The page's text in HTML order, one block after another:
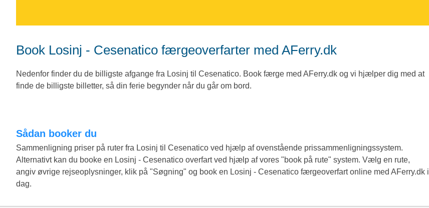
Book Losinj - Cesenatico færgeoverfarter med AFerry.dk
Nedenfor finder du de billigste afgange fra Losinj til Cesenatico. Book færge med AFerry.dk og vi hjælper dig med at
finde de billigste billetter, så din ferie begynder når du går om bord.
Sådan booker du
Sammenligning priser på ruter fra Losinj til Cesenatico ved hjælp af ovenstående prissammenligningssystem.
Alternativt kan du booke en Losinj - Cesenatico overfart ved hjælp af vores "book på rute" system. Vælg en rute,
angiv øvrige rejseoplysninger, klik på "Søgning" og book en Losinj - Cesenatico færgeoverfart online med AFerry.dk i
dag.